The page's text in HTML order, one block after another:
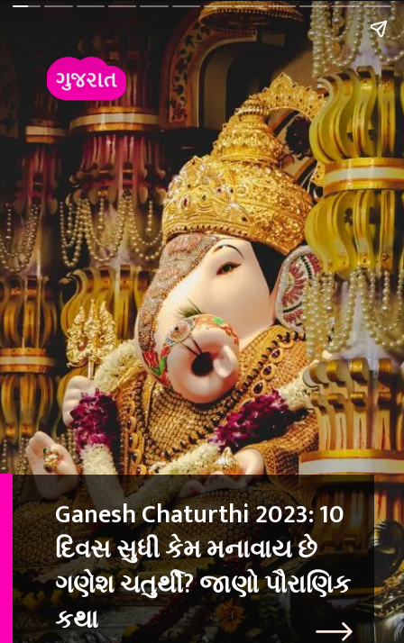
Ganesh Chaturthi 2023: 10
દિવસ સુધી કેમ મનાવાય છે
ગણેશ ચતુર્થી? જાણો પૌરાણિક
કથા